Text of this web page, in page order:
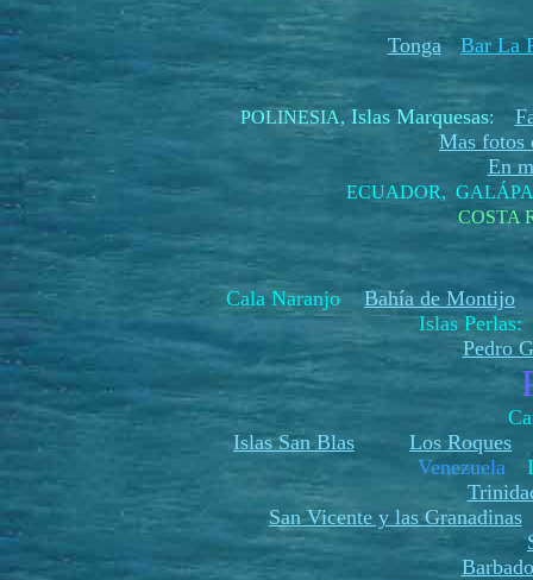
Tonga Bar La
POLINESIA, Islas Marquesas:
Mas fotos
En
ECUADOR,
COSTA
Cala NaranjoBahía de Montijo
Islas
Pedro
Islas San Blas
Los Roques
Venezuela
San Vicente y las Granadinas